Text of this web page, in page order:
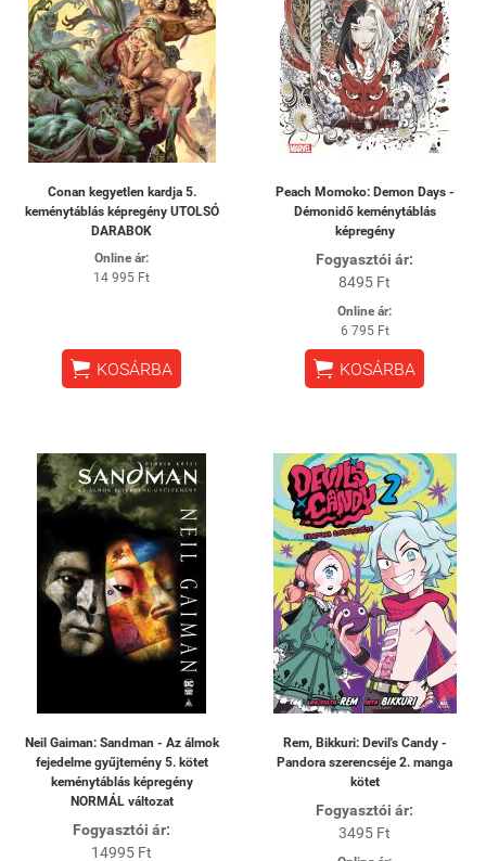
Conan kegyetlen kardja 5.
keménytáblás képregény UTOLSÓ
DARABOK
Online ár:
14 995 Ft
 KOSÁRBA
Peach Momoko: Demon Days -
Démonidő keménytáblás
képregény
Fogyasztói ár:
8495 Ft
Online ár:
6 795 Ft
 KOSÁRBA
Neil Gaiman: Sandman - Az álmok
fejedelme gyűjtemény 5. kötet
keménytáblás képregény
NORMÁL változat
Fogyasztói ár:
14995 Ft
Rem, Bikkuri: Devil's Candy -
Pandora szerencséje 2. manga
kötet
Fogyasztói ár:
3495 Ft